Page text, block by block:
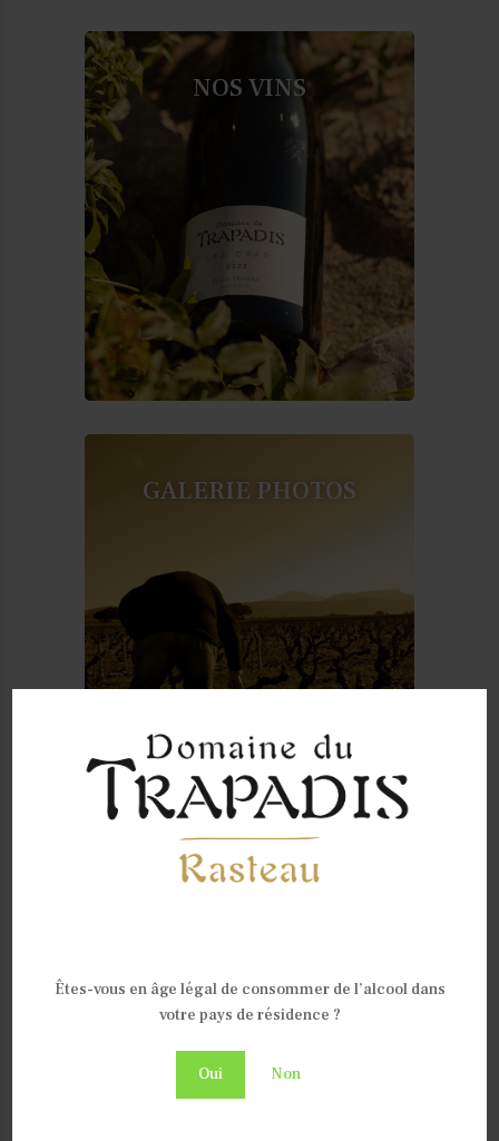
Êtes-vous en âge légal de consommer de l’alcool dans
votre pays de résidence ?
Oui Non
NOS VINS
GALERIE PHOTOS
VOUS RECEVOIR